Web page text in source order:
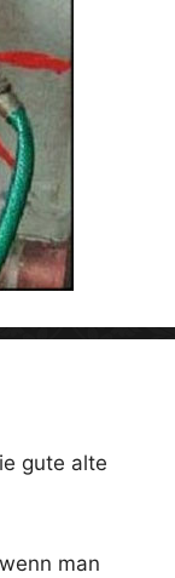
gute alte
wenn man